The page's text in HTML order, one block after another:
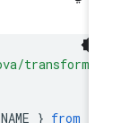
} from